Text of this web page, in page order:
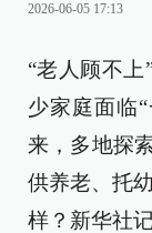
2026-06-05 17:13
“老人顾不
少家庭面临
来，多地探
供养老、托
样？新华社